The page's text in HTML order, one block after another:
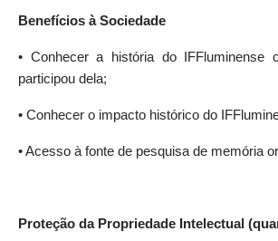
Benefícios àSociedade
• Conhecer a história do IFFluminense
participou dela;
• Conhecer o impacto histórico do
• Acesso à fonte de pesquisa de memória
Proteção da Propriedade Intelectual